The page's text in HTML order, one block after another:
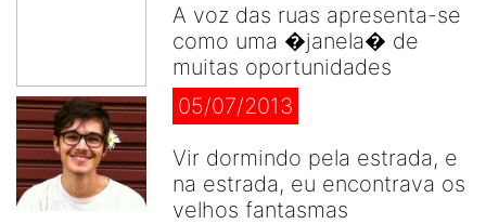
A voz das ruas apresenta-se
como uma �janela� de
muitas oportunidades
05/07/2013
Vir dormindo pela estrada, e
na estrada, eu encontrava os
velhos fantasmas